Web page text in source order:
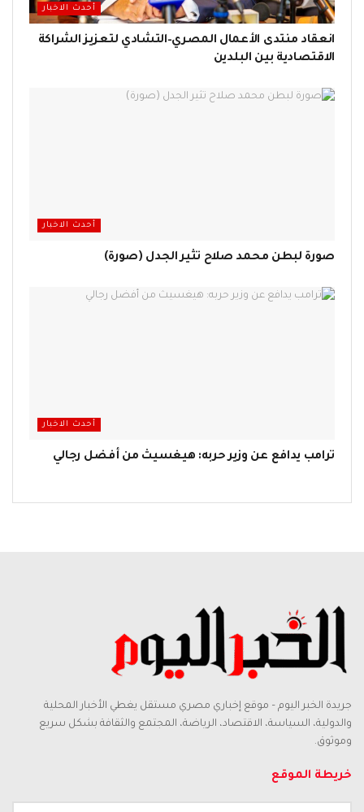
أحدث الاخبار
انعقاد منتدى الأعمال المصري–التشادي لتعزيز الشراكة
الاقتصادية بين البلدين
أحدث الاخبار
صورة لبطن محمد صلاح تثير الجدل (صورة)
أحدث الاخبار
ترامب يدافع عن وزير حربه: هيغسيث من أفضل رجالي
جريدة الخبر اليوم – موقع إخباري مصري مستقل يغطي الأخبار المحلية
والدولية، السياسة، الاقتصاد، الرياضة، المجتمع والثقافة بشكل سريع
وموثوق.
خريطة الموقع